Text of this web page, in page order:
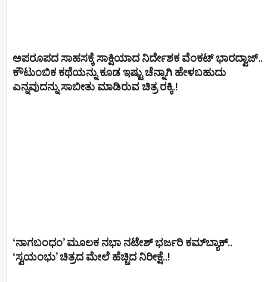
ಅಪರೂಪದ ಸಾಹಸಕ್ಕೆ ಸಾಕ್ಷಿಯಾದ ನಿರ್ದೇಶಕ ವೆಂಕಟ್ ಭಾರದ್ವಾಜ್..
ಕೌಟುಂಬಿಕ ಕಥೆಯನ್ನು ಕೂಡ ಇಷ್ಟು ಚೆನ್ನಾಗಿ ಹೇಳಬಹುದು
ಎನ್ನವುದನ್ನು ಸಾಬೀತು ಮಾಡಿರುವ ಚಿತ್ರ ರಕ್ಕಿ.!
‘ನಾಗಬಂಧಂ’ ಮೂಲಕ ನಭಾ ನಟೇಶ್ ಭರ್ಜರಿ ಕಮ್‌ಬ್ಯಾಕ್..
‘ಸ್ವಯಂಭು’ ಚಿತ್ರದ ಮೇಲೆ ಹೆಚ್ಚಿದ ನಿರೀಕ್ಷೆ..!